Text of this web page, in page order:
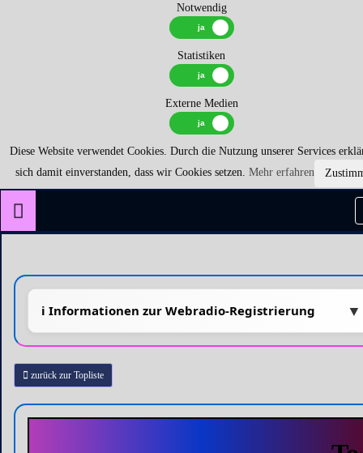
Notwendig
Statistiken
Externe Medien
Diese Website verwendet Cookies. Durch die Nutzung unserer Services
sich damit einverstanden, dass wir Cookies setzen. Mehr erfahren
zurück zur Topliste